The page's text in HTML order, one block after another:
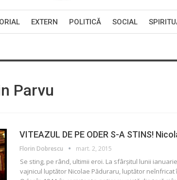
EXTERN POLITICĂ SOCIAL
Parvu
VITEAZUL DE PE ODER S-A STINS!
Florin Dobrescu mart. 2, 2015
Se sting, pe rând, ultimii eroi. La sfârşitul lunii
vajnicul luptător Nicolae Păduraru, luptător